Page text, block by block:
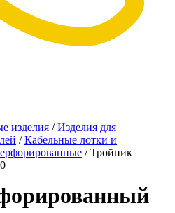
изделия /Изделия для
/Кабельные лотки и
/ Тройник